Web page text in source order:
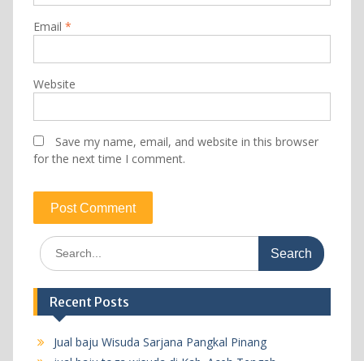
Email *
Website
Save my name, email, and website in this browser
for the next time I comment.
Search
for:
Recent Posts
Jual baju Wisuda Sarjana Pangkal Pinang